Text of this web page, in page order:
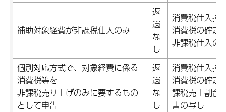
補助対象経費が非課税仕入のみ
返
還
な
し
消費税仕入控
消費税の確定
非課税仕入の
個別対応方式で、対象経費に係る
消費税等を
非課税売り上げのみに要するもの
として申告
返
還
な
し
消費税仕入控
消費税の確定
課税売上割合
書の写し